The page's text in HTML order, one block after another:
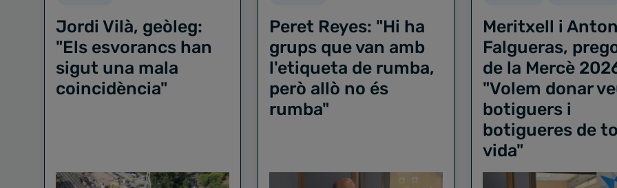
Jordi Vilà, geòleg:
"Els esvorancs han
sigut una mala
coincidència"
Peret Reyes: "Hi ha
grups que van amb
l'etiqueta de rumba,
però allò no és
rumba"
Meritxell i
Falgueras,
de la Mercè
"Volem donar
botiguers i
botigueres de
vida"